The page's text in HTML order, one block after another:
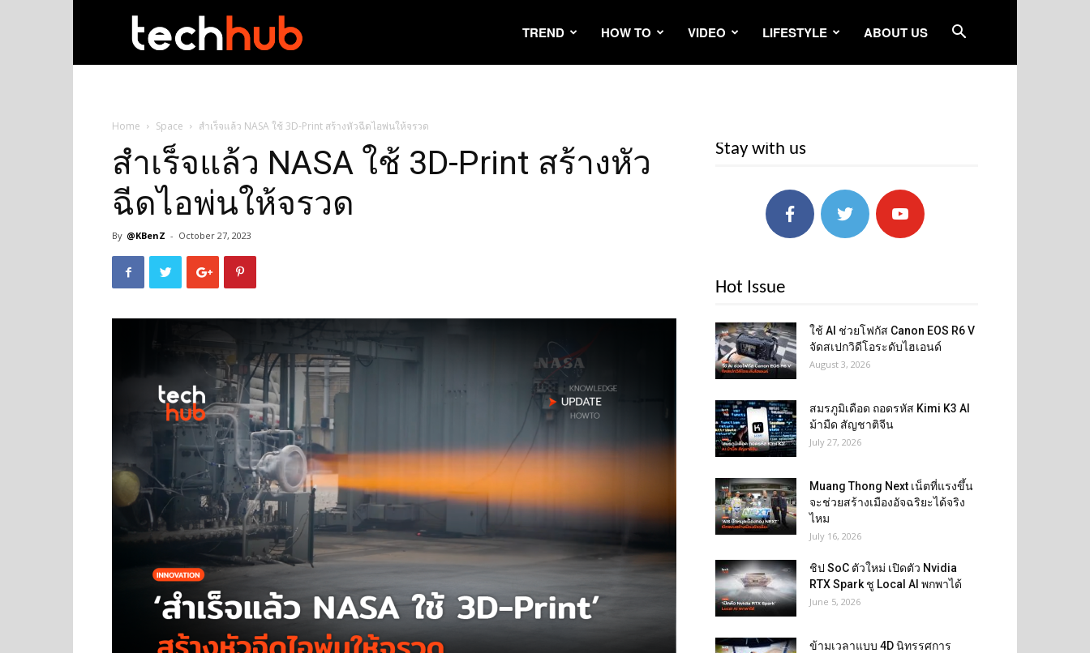
TREND HOW TO VIDEO LIFESTYLE ABOUT US
Home Space สำเร็จแล้ว NASA ใช้ 3D-Print สร้างหัวฉีดไอพ่นให้จรวด
สำเร็จแล้ว NASA ใช้ 3D-Print สร้างหัว
ฉีดไอพ่นให้จรวด
By @KBenZ - October 27, 2023
Stay with us
Hot Issue
ใช้ AI ช่วยโฟกัส Canon EOS R6 V
จัดสเปกวิดีโอระดับไฮเอนด์
August 3, 2026
สมรภูมิเดือด ถอดรหัส Kimi K3 AI
ม้ามืด สัญชาติจีน
July 27, 2026
Muang Thong Next เน็ตที่แรงขึ้น
จะช่วยสร้างเมืองอัจฉริยะได้จริง
ไหม
July 16, 2026
ชิป SoC ตัวใหม่ เปิดตัว Nvidia
RTX Spark ชู Local AI พกพาได้
June 5, 2026
ข้ามเวลาแบบ 4D นิทรรศการ